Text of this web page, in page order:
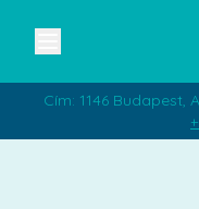
Cím: 1146 Budapest,